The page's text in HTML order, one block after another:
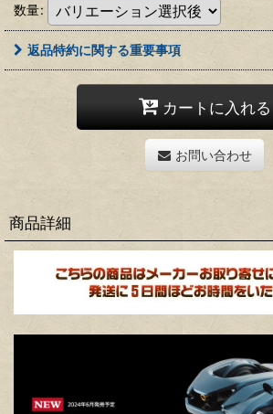
数量:
返品特約に関する重要事項
カートに入れる
お問い合わせ
商品詳細